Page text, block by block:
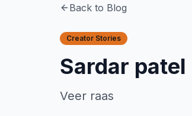
Back to Blog
Creator Stories
Sardar patel
Veer raas